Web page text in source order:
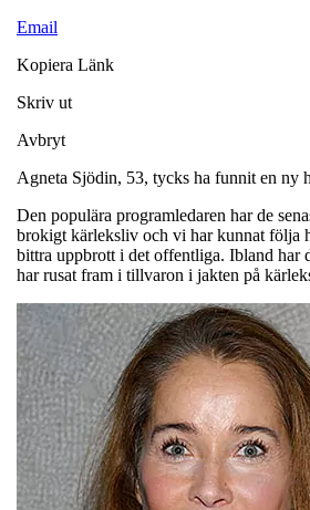
Email
Kopiera Länk
Skriv ut
Avbryt
Agneta Sjödin, 53, tycks ha funnit en ny
Den populära programledaren har de
brokigt kärleksliv och vi har kunnat följa
bittra uppbrott i det offentliga. Ibland har
har rusat fram i tillvaron i jakten på